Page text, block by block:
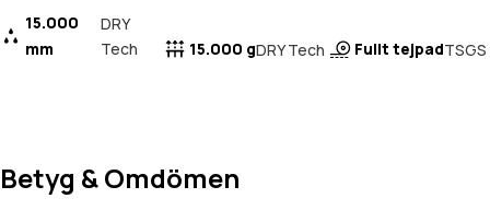
15.000
mm
DRY
Tech
15.000 gDRY Tech Fullt tejpadTSGS
Betyg & Omdömen